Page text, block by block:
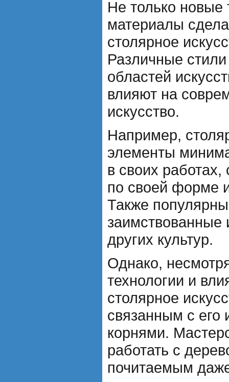
Не только новые
материалы
столярное
Различные стили
областей
влияют на
искусство.
Например,
элементы
в своих
по своей форме
Также
заимствованные
других культур.
Однако,
технологии и
столярное
связанным с его
корнями.
работать с
почитаемым